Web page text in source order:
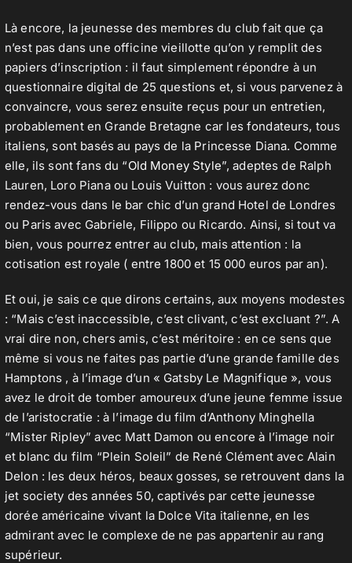
Là encore, la jeunesse des membres du club fait que ça
n’est pas dans une officine vieillotte qu’on y remplit des
papiers d’inscription : il faut simplement répondre à un
questionnaire digital de 25 questions et, si vous parvenez à
convaincre, vous serez ensuite reçus pour un entretien,
probablement en Grande Bretagne car les fondateurs, tous
italiens, sont basés au pays de la Princesse Diana. Comme
elle, ils sont fans du “Old Money Style”, adeptes de Ralph
Lauren, Loro Piana ou Louis Vuitton : vous aurez donc
rendez-vous dans le bar chic d’un grand Hotel de Londres
ou Paris avec Gabriele, Filippo ou Ricardo. Ainsi, si tout va
bien, vous pourrez entrer au club, mais attention : la
cotisation est royale ( entre 1800 et 15 000 euros par an).
Et oui, je sais ce que dirons certains, aux moyens modestes
: “Mais c’est inaccessible, c’est clivant, c’est excluant ?”. A
vrai dire non, chers amis, c’est méritoire : en ce sens que
même si vous ne faites pas partie d’une grande famille des
Hamptons , à l’image d’un « Gatsby Le Magnifique », vous
avez le droit de tomber amoureux d’une jeune femme issue
de l’aristocratie : à l’image du film d’Anthony Minghella
“Mister Ripley” avec Matt Damon ou encore à l’image noir
et blanc du film “Plein Soleil” de René Clément avec Alain
Delon : les deux héros, beaux gosses, se retrouvent dans la
jet society des années 50, captivés par cette jeunesse
dorée américaine vivant la Dolce Vita italienne, en les
admirant avec le complexe de ne pas appartenir au rang
supérieur.